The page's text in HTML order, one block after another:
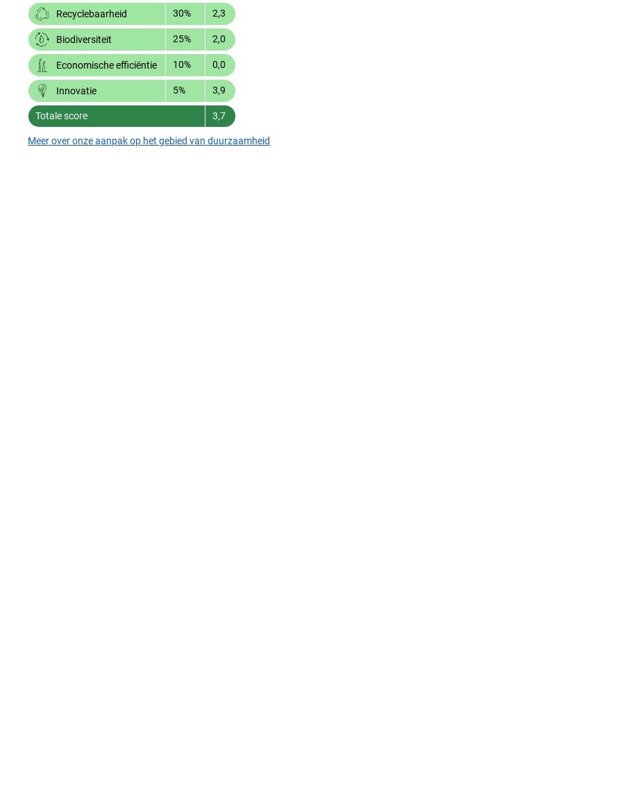
Recyclebaarheid 30% 2,3
Biodiversiteit 25% 2,0
Economische efficiëntie 10% 0,0
Innovatie 5% 3,9
Totale score 3,7
Meer over onze aanpak op het gebied van duurzaamheid